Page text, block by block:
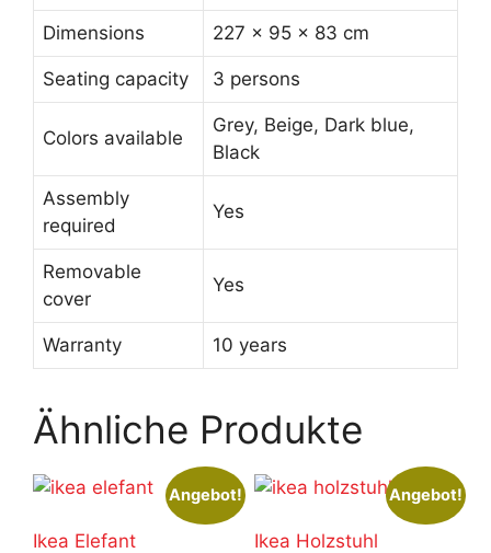
Dimensions 227 x 95 x 83 cm
Seating capacity 3 persons
Colors available
Grey, Beige, Dark blue,
Black
Assembly
required
Yes
Removable
cover
Yes
Warranty 10 years
Ähnliche Produkte
Angebot!
Ikea Elefant
Angebot!
Ikea Holzstuhl